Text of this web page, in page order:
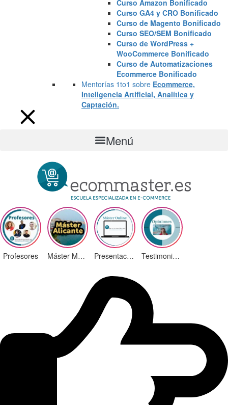
Curso Amazon Bonificado
Curso GA4 y CRO Bonificado
Curso de Magento Bonificado
Curso SEO/SEM Bonificado
Curso de WordPress +
WooCommerce Bonificado
Curso de Automatizaciones
Ecommerce Bonificado
Mentorías 1to1 sobre Ecommerce,
Inteligencia Artificial, Analítica y
Captación.
Menú
Profesores Máster Marketing Digital en Alicante Presentación ¡Nuevas Ediciones! Testimonios Alumnos